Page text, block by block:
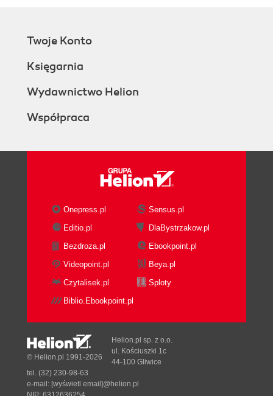
Twoje Konto
Księgarnia
Wydawnictwo Helion
Współpraca
Onepress.pl
Sensus.pl
Editio.pl
DlaBystrzakow.pl
Bezdroza.pl
Ebookpoint.pl
Videopoint.pl
Beya.pl
Czytalisek.pl
Sploty
Biblio.Ebookpoint.pl
© Helion.pl 1991-2026
Helion.pl sp. z o.o.
ul. Kościuszki 1c
44-100 Gliwice
tel. (32) 230-98-63
e-mail: [wyświetl email]@helion.pl